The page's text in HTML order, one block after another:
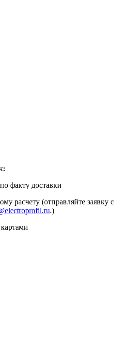
факту доставки
расчету (отправляйте заявку с
.)